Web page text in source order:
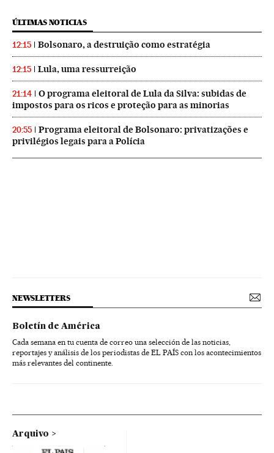
ÚLTIMAS NOTICIAS
12:15 Bolsonaro, a destruição como estratégia
12:15 Lula, uma ressurreição
21:14
O programa eleitoral de Lula da Silva: subidas de
impostos para os ricos e proteção para as minorias
20:55
Programa eleitoral de Bolsonaro: privatizações e
privilégios legais para a Polícia
NEWSLETTERS
Boletín de América
Cada semana en tu cuenta de correo una selección de las noticias,
reportajes y análisis de los periodistas de EL PAÍS con los acontecimientos
más relevantes del continente.
Arquivo